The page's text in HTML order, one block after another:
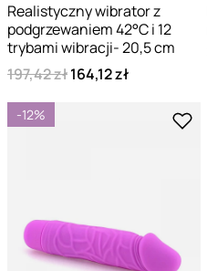
Realistyczny wibrator z
podgrzewaniem 42°C i 12
trybami wibracji- 20,5 cm
197,42 zł164,12 zł
-12%